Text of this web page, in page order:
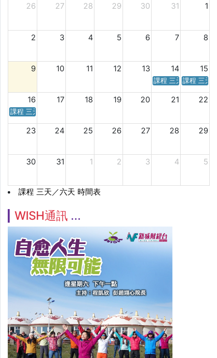
26
27 28 29 30 31 1
2 3 4 5 6 7 8
9 10 11 12 13 14 15
課程 三天／六天 時
課程 三天
16 17 18 19 20 21 22
課程 三天／六天 時間表
23 24 25 26 27 28 29
30 31 1 2 3 4 5
課程 三天／六天 時間表
WISH通訊